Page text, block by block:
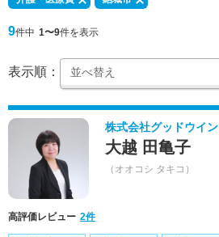
9件中 1〜9件を表示
表示順：
株式会社グッドウイン
大越 田亀子
（オオコシ タキコ）
高評価レビュー 2件